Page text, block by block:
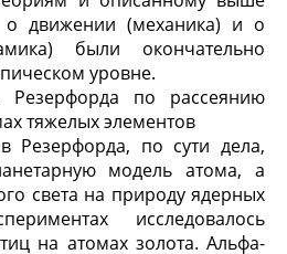
о движении (механика) и о
были окончательно
уровне.
по рассеянию
тяжелых элементов
Резерфорда, по сути дела,
модель атома, а
света на природу ядерных
исследовалось
на атомах золота. Альфа-